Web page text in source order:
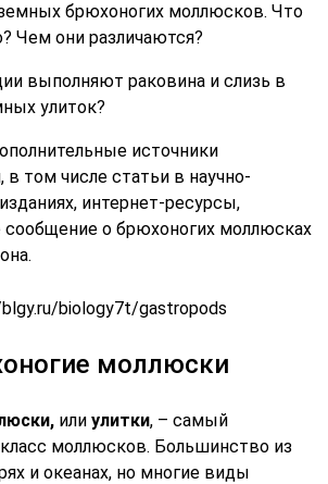
брюхоногих моллюсков. Что
Чем они различаются?
выполняют раковина и слизь в
улиток?
источники
том числе статьи в научно-
интернет-ресурсы,
сообщение о брюхоногих моллюсках
biology7t/gastropods
моллюски
илиулитки, – самый
моллюсков. Большинство из
и океанах, но многие виды